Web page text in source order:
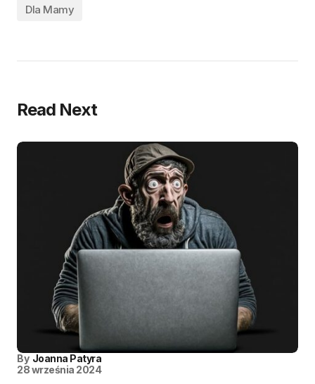
Dla Mamy
Read Next
By Joanna Patyra
28 września 2024